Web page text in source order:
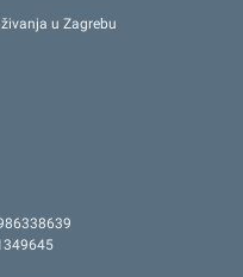
u Zagrebu